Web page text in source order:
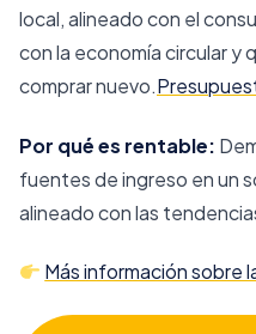
local, alineado con el
con la economía circular y
comprar nuevo.
Por qué es rentable:
fuentes de ingreso en un
alineado con las
Más información sobre